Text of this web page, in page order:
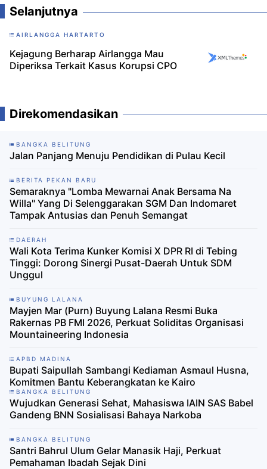
Selanjutnya
AIRLANGGA HARTARTO
Kejagung Berharap Airlangga Mau
Diperiksa Terkait Kasus Korupsi CPO
Direkomendasikan
BANGKA BELITUNG
Jalan Panjang Menuju Pendidikan di Pulau Kecil
BERITA PEKAN BARU
Semaraknya "Lomba Mewarnai Anak Bersama Na
Willa" Yang Di Selenggarakan SGM Dan Indomaret
Tampak Antusias dan Penuh Semangat
DAERAH
Wali Kota Terima Kunker Komisi X DPR RI di Tebing
Tinggi: Dorong Sinergi Pusat-Daerah Untuk SDM
Unggul
BUYUNG LALANA
Mayjen Mar (Purn) Buyung Lalana Resmi Buka
Rakernas PB FMI 2026, Perkuat Soliditas Organisasi
Mountaineering Indonesia
APBD MADINA
Bupati Saipullah Sambangi Kediaman Asmaul Husna,
Komitmen Bantu Keberangkatan ke Kairo
BANGKA BELITUNG
Wujudkan Generasi Sehat, Mahasiswa IAIN SAS Babel
Gandeng BNN Sosialisasi Bahaya Narkoba
BANGKA BELITUNG
Santri Bahrul Ulum Gelar Manasik Haji, Perkuat
Pemahaman Ibadah Sejak Dini